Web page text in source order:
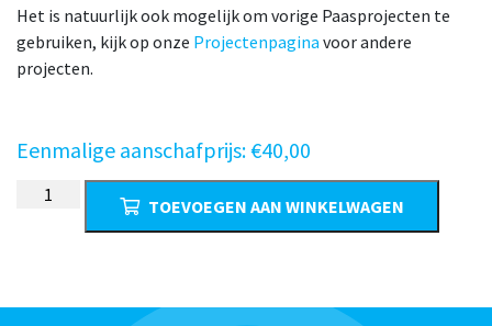
Het is natuurlijk ook mogelijk om vorige Paasprojecten te
gebruiken, kijk op onze Projectenpagina voor andere
projecten.
Eenmalige aanschafprijs:€40,00
Paasproject
TOEVOEGEN AAN WINKELWAGEN